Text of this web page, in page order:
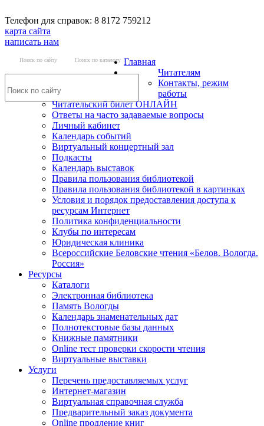
Телефон для справок: 8 8172 759212
карта сайта
написать нам
Поиск по сайту Поиск по каталогу Главная
Читателям
Контакты, режим
работы
Читательский билет ОНЛАЙН
Ответы на часто задаваемые вопросы
Личный кабинет
Календарь событий
Виртуальный концертный зал
Подкасты
Календарь выставок
Правила пользования библиотекой
Правила пользования библиотекой в картинках
Условия и порядок предоставления доступа к
ресурсам Интернет
Политика конфиденциальности
Клубы по интересам
Юридическая клиника
Всероссийские Беловские чтения «Белов. Вологда.
Россия»
Ресурсы
Каталоги
Электронная библиотека
Память Вологды
Календарь знаменательных дат
Полнотекстовые базы данных
Книжные памятники
Online тест проверки скорости чтения
Виртуальные выставки
Услуги
Перечень предоставляемых услуг
Интернет-магазин
Виртуальная справочная служба
Предварительный заказ документа
Online продление книг